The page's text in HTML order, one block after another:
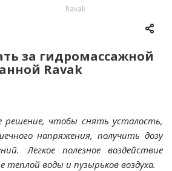
Ravak
за гидромассажной
Ravak
чтобы снять усталость,
напряжения, получить дозу
Легкое полезное воздействие
теплой воды и пузырьков воздуха.